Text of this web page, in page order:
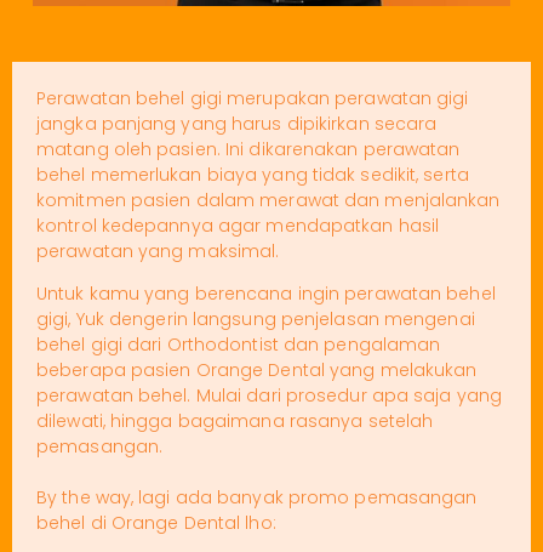
Perawatan behel gigi merupakan perawatan gigi
jangka panjang yang harus dipikirkan secara
matang oleh pasien. Ini dikarenakan perawatan
behel memerlukan biaya yang tidak sedikit, serta
komitmen pasien dalam merawat dan menjalankan
kontrol kedepannya agar mendapatkan hasil
perawatan yang maksimal.
Untuk kamu yang berencana ingin perawatan behel
gigi, Yuk dengerin langsung penjelasan mengenai
behel gigi dari Orthodontist dan pengalaman
beberapa pasien Orange Dental yang melakukan
perawatan behel. Mulai dari prosedur apa saja yang
dilewati, hingga bagaimana rasanya setelah
pemasangan.
By the way, lagi ada banyak promo pemasangan
behel di Orange Dental lho: